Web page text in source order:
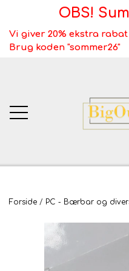
OBS!
Vi giver 20% ekstra
Brug koden "sommer26"
Forside PC - Bærbar og